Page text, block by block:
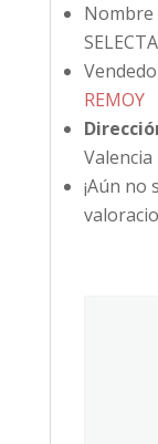
Nombre
REMOY
Valencia
¡Aún no